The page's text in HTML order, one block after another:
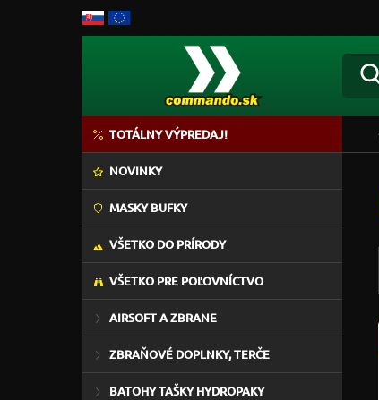
TOTÁLNY VÝPREDAJ!
NOVINKY
MASKY BUFKY
VŠETKO DO PRÍRODY
VŠETKO PRE POĽOVNÍCTVO
AIRSOFT A ZBRANE
ZBRAŇOVÉ DOPLNKY, TERČE
BATOHY TAŠKY HYDROPAKY